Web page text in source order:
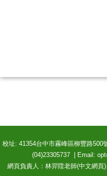
校址: 41354台中市霧峰區柳豐路
(04)23305737 | Email:
網頁負責人：林羿陞老師(中文網